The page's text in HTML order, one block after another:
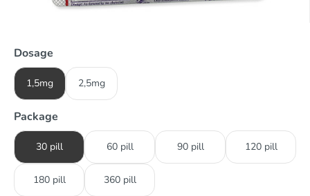
Dosage
1,5mg 2,5mg
Package
30 pill 60 pill 90 pill 120 pill
180 pill 360 pill